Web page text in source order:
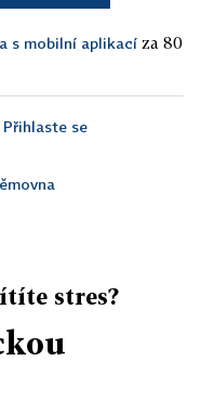
s mobilní aplikací za 80
Přihlaste se
stres?